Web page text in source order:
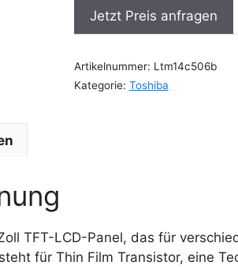
Jetzt Preis anfragen
Artikelnummer: Ltm14c506b
Kategorie: Toshiba
TFT-LCD-Panel, das für
für Thin Film Transistor, eine